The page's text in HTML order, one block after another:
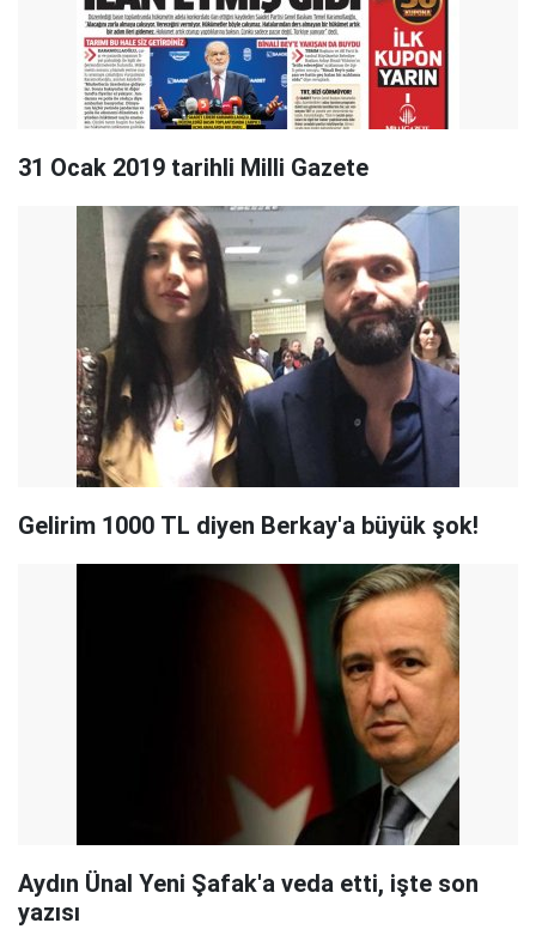
31 Ocak 2019 tarihli Milli Gazete
Gelirim 1000 TL diyen Berkay'a büyük şok!
Aydın Ünal Yeni Şafak'a veda etti, işte son
yazısı